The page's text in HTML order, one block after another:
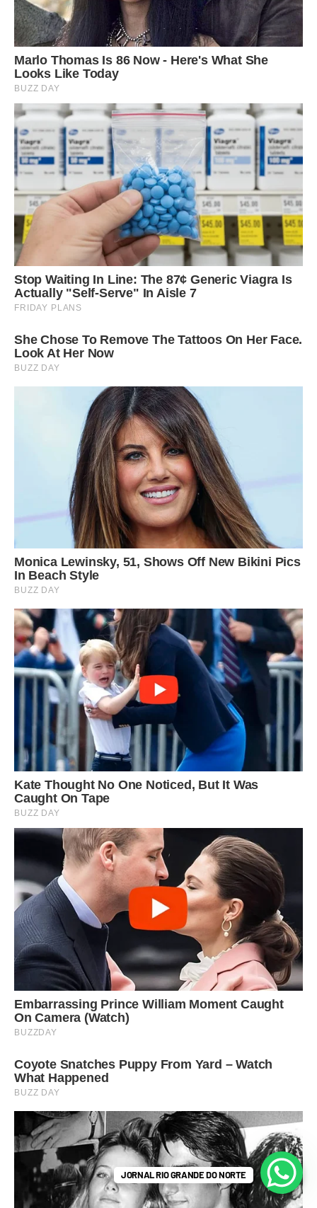
JORNAL RIO GRANDE DO NORTE